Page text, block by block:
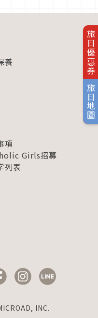
旅日優惠券
旅日地圖
養
項
Girls招募
列表
INC.